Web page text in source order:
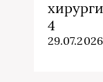
4
29.07.2026